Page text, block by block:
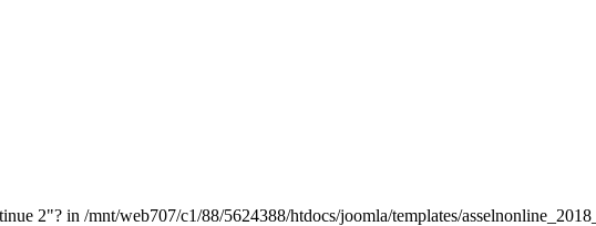
2"? in /mnt/web707/c1/88/5624388/htdocs/joomla/templates/